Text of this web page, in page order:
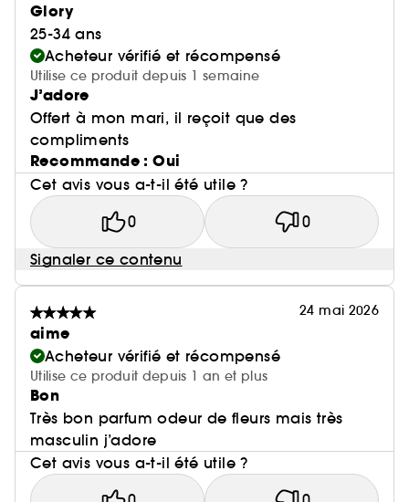
Glory
25-34 ans
Acheteur vérifié et récompensé
Utilise ce produit depuis 1 semaine
J’adore
Offert à mon mari, il reçoit que des
compliments
Recommande : Oui
Cet avis vous a-t-il été utile ?
0 0
Signaler ce contenu
24 mai 2026
aime
Acheteur vérifié et récompensé
Utilise ce produit depuis 1 an et plus
Bon
Très bon parfum odeur de fleurs mais très
masculin j’adore
Cet avis vous a-t-il été utile ?